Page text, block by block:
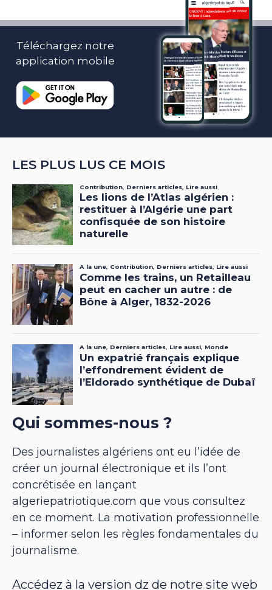
Téléchargez notre
application mobile
LES PLUS LUS CE MOIS
Qui sommes-nous ?
Des journalistes algériens ont eu l’idée de
créer un journal électronique et ils l’ont
concrétisée en lançant
algeriepatriotique.com que vous consultez
en ce moment. La motivation professionnelle
– informer selon les règles fondamentales du
journalisme.
Accédez à la version dz de notre site web